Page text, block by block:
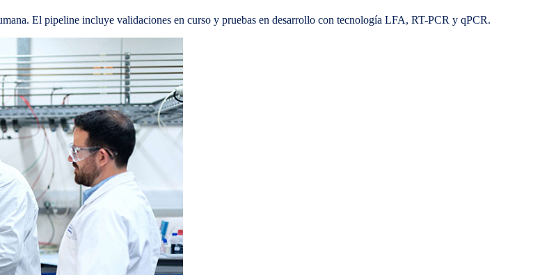
El pipeline incluye validaciones en curso y pruebas en desarrollo con tecnología LFA, RT-PCR y qPCR.